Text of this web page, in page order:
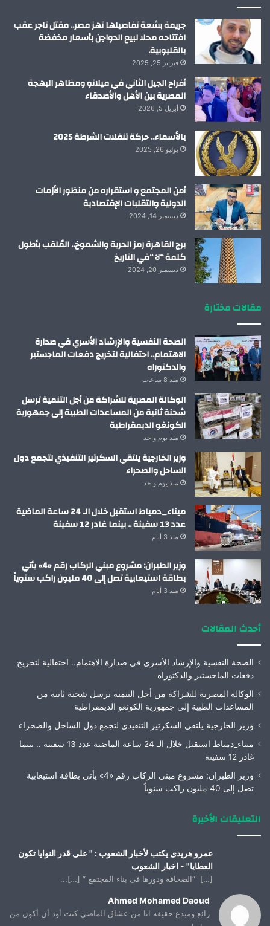
جريمة بشعة تفاصيلها تهز مصر.. مقتل تاجر عقب
افتتاحه محلا لبيع الدواجن بأسعار مخفضة
بالقليوبية.
فبراير 25, 2025
أفراح الجيل الثاني في ميلانو ومظاهر البهجة
المصرية بين الأهل والأصدقاء
أبريل 5, 2026
بالأسماء.. حركة تنقلات الشرطة 2025
يوليو 26, 2025
أمن المجتمع و استقراره من منظور الأزمات
الدولية والتقلبات الإقتصادية
ديسمبر 14, 2024
برج القاهرة رمز الحرية والشموخ.. المُلقب بأطول
كلمة “لا “في التاريخ
ديسمبر 20, 2024
مقالات مختارة
الصحة النفسية والإرشاد الأسري في صدارة
الاهتمام.. احتفالية لتخريج دفعات الماجستير
والدكتوراه
منذ 8 ساعات
الوكالة المصرية للشراكة من أجل التنمية ترسل
شحنة ثانية من المساعدات الطبية إلى جمهورية
الكونغو الديمقراطية
منذ يوم واحد
وزير الخارجية يلتقي السكرتير التنفيذي لتجمع دول
الساحل والصحراء
منذ يوم واحد
ميناء_دمياط استقبل خلال الـ 24 ساعة الماضية
عدد 13 سفينة .. بينما غادر 12 سفينة
منذ 3 أيام
وزير الطيران: مشروع مبني الركاب رقم «4» يأتي
بطاقة استيعابية تصل إلى 40 مليون راكب سنوياً
منذ 3 أيام
أحدث المقالات
الصحة النفسية والإرشاد الأسري في صدارة الاهتمام.. احتفالية لتخريج
دفعات الماجستير والدكتوراه
الوكالة المصرية للشراكة من أجل التنمية ترسل شحنة ثانية من
المساعدات الطبية إلى جمهورية الكونغو الديمقراطية
وزير الخارجية يلتقي السكرتير التنفيذي لتجمع دول الساحل والصحراء
ميناء_دمياط استقبل خلال الـ 24 ساعة الماضية عدد 13 سفينة .. بينما
غادر 12 سفينة
وزير الطيران: مشروع مبني الركاب رقم «4» يأتي بطاقة استيعابية
تصل إلى 40 مليون راكب سنوياً
التعليقات الأخيرة
عمرو هريدى يكتب لأخبار الشعوب : " على قدر النوايا تكون
العطايا" - اخبار الشعوب
[…] “الصحافة ودورها فى بناء المجتمع “ […]...
Ahmed Mohamed Daoud
رائع ومبدع حقيقه انا من عشاق الماضي كنت أود أن أكون من